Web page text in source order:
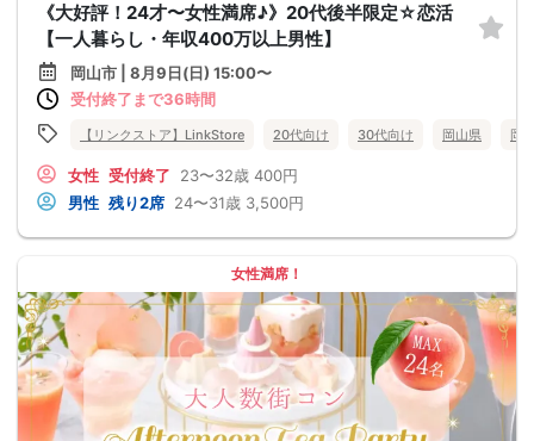
《大好評！24才〜女性満席♪》20代後半限定☆恋活
【一人暮らし・年収400万以上男性】
岡山市 | 8月9日(日) 15:00〜
受付終了まで36時間
【リンクストア】LinkStore 20代向け 30代向け 岡山県 岡
女性 受付終了 23〜32歳 400円
男性 残り2席 24〜31歳 3,500円
女性満席！